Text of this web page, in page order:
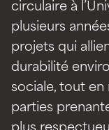
circulaire à
plusieurs
projets qui
durabilité
sociale, tout
parties